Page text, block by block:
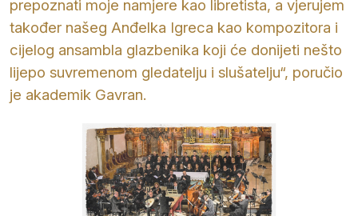
prepoznati moje namjere kao libretista, a vjerujem
također našeg Anđelka Igreca kao kompozitora i
cijelog ansambla glazbenika koji će donijeti nešto
lijepo suvremenom gledatelju i slušatelju“, poručio
je akademik Gavran.